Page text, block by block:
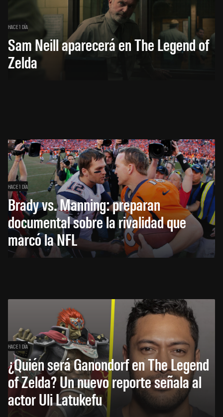
HACE 1 DÍA
Sam Neill aparecerá en The Legend of
Zelda
HACE 1 DÍA
Brady vs. Manning: preparan
documental sobre la rivalidad que
marcó la NFL
HACE 1 DÍA
¿Quién será Ganondorf en The Legend
of Zelda? Un nuevo reporte señala al
actor Uli Latukefu